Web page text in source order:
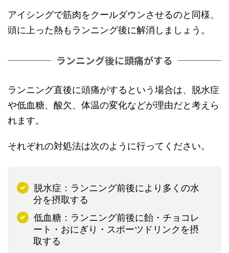
アイシングで筋肉をクールダウンさせるのと同様、
頭に上った熱もランニング後に解消しましょう。
ランニング後に頭痛がする
ランニング直後に頭痛がするという場合は、脱水症
や低血糖、酸欠、体温の変化などが理由だと考えら
れます。
それぞれの対処法は次のように行ってください。
脱水症：ランニング前後により多くの水
分を摂取する
低血糖：ランニング前後に飴・チョコレ
ート・おにぎり・スポーツドリンクを摂
取する